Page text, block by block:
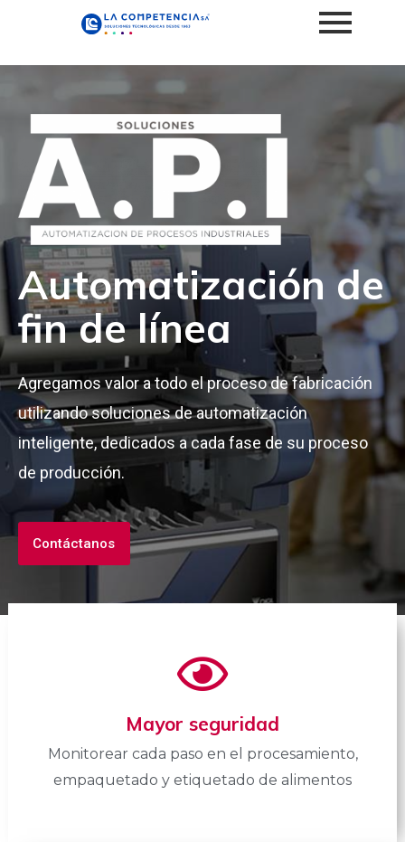
Automatización de
fin de línea
Agregamos valor a todo el proceso de fabricación
utilizando soluciones de automatización
inteligente, dedicados a cada fase de su proceso
de producción.
Contáctanos
Mayor seguridad
Monitorear cada paso en el procesamiento,
empaquetado y etiquetado de alimentos